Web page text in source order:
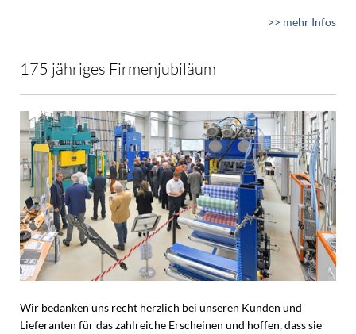
>> mehr Infos
175 jähriges Firmenjubiläum
Wir bedanken uns recht herzlich bei unseren Kunden und
Lieferanten für das zahlreiche Erscheinen und hoffen, dass sie